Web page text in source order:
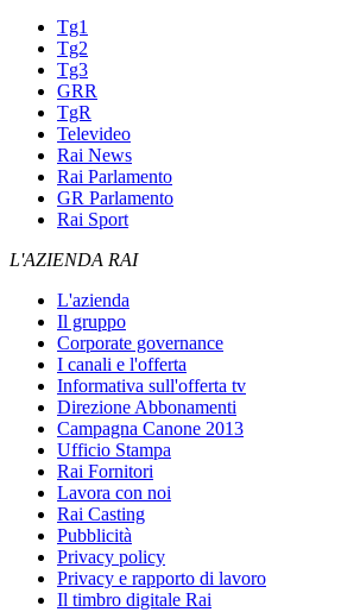
Tg1
Tg2
Tg3
GRR
TgR
Televideo
Rai News
Rai Parlamento
GR Parlamento
Rai Sport
L'AZIENDA RAI
L'azienda
Il gruppo
Corporate governance
I canali e l'offerta
Informativa sull'offerta tv
Direzione Abbonamenti
Campagna Canone 2013
Ufficio Stampa
Rai Fornitori
Lavora con noi
Rai Casting
Pubblicità
Privacy policy
Privacy e rapporto di lavoro
Il timbro digitale Rai